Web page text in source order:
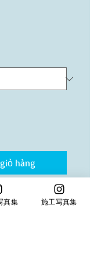
hàng
ださい。あなたの商
真集 施工写真集